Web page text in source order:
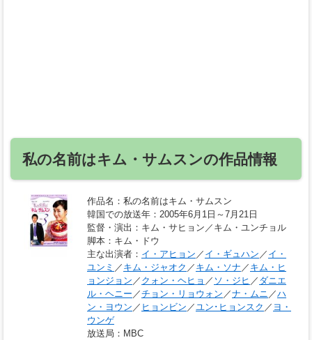
私の名前はキム・サムスンの作品情報
作品名 ：私の名前はキム・サムスン
韓国での放送年 ：2005年6月1日～7月21日
監督・演出 ：キム・サヒョン／キム・ユンチョル
脚本 ：キム・ドウ
主な出演者 ： イ・アヒョン ／ イ・ギュハン ／ イ・
ユンミ ／ キム・ジャオク ／ キム・ソナ ／ キム・ヒ
ョンジョン ／ クォン・ヘヒョ ／ ソ・ジヒ ／ ダニエ
ル・ヘニー ／チョン・リョウォン ／ナ・ムニ ／ハ
ン・ヨウン ／ ヒョンビン ／ユン･ヒョンスク ／ ヨ・
ウンゲ
放送局 ：MBC